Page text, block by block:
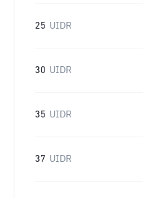
25 UIDR
30 UIDR
35 UIDR
37 UIDR